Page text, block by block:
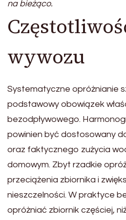
na bieżąco.
wywozu
Systematyczne opróżnianie
podstawowy obowiązek
bezodpływowego.
powinien być dostosowany
oraz faktycznego zużycia
domowym. Zbyt rzadkie
przeciążenia zbiornika i
nieszczelności. W praktyce
opróżniać zbiornik częściej,